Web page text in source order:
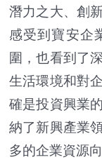
潛力之大、創
感受到寶安企
圍，也看到了
生活環境和對
確是投資興業
納了新興產業
多的企業資源